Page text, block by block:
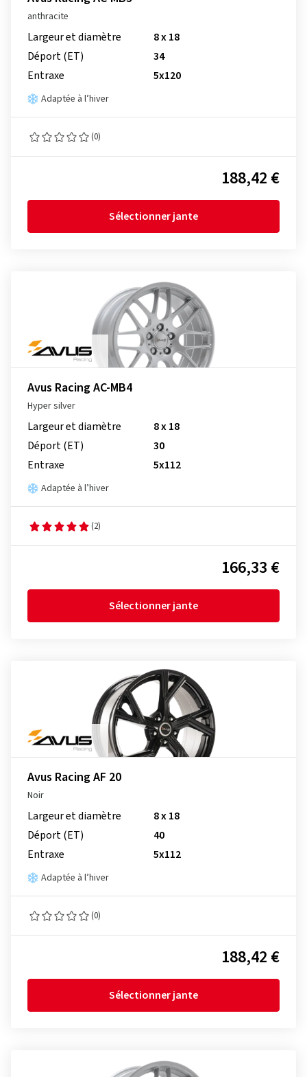
anthracite
Largeur et diamètre
8 x 18
Déport (ET)
34
Entraxe
5x120
Adaptée à l’hiver
(0)
188,42 €
Sélectionner jante
Avus Racing AC-MB4
Hyper silver
Largeur et diamètre
8 x 18
Déport (ET)
30
Entraxe
5x112
Adaptée à l’hiver
(2)
166,33 €
Sélectionner jante
Avus Racing AF 20
Noir
Largeur et diamètre
8 x 18
Déport (ET)
40
Entraxe
5x112
Adaptée à l’hiver
(0)
188,42 €
Sélectionner jante